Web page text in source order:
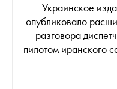
Украинское
опубликовало
разговора
пилотом иранского